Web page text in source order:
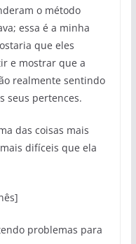
o método
essa é a minha
que eles
e mostrar que a
realmente sentindo
seus pertences.
das coisas mais
difíceis que ela
problemas para